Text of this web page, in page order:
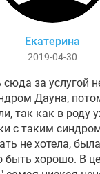
Екатерина
2019-04-30
за услугой
Дауна,
так как в роду
с таким
не хотела,
быть хорошо. В